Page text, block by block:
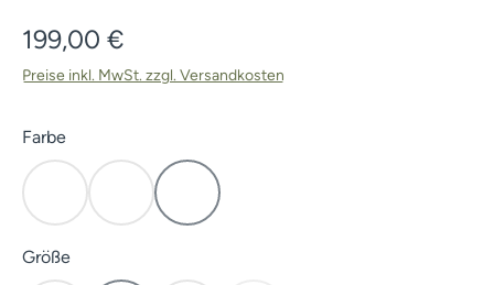
Regulärer Preis:
199,00 €
Preise inkl. MwSt. zzgl. Versandkosten
Farbeauswählen
Open Country
Subalpine Earth
(Diese Option ist zurzeit nicht verfügbar.)
Größeauswählen